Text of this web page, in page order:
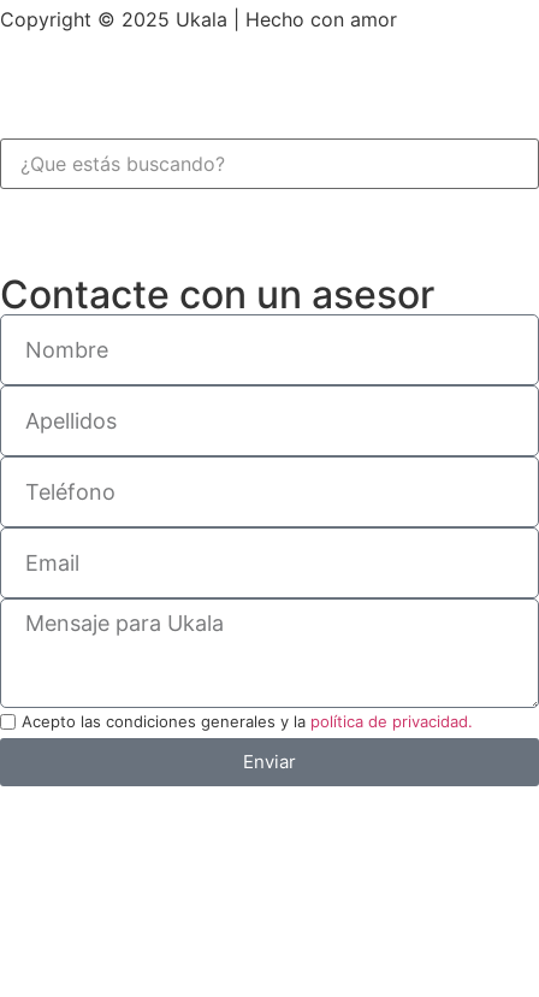
Copyright © 2025 Ukala | Hecho con amor
Contacte con un asesor
Acepto las condiciones generales y la política de privacidad.
Enviar